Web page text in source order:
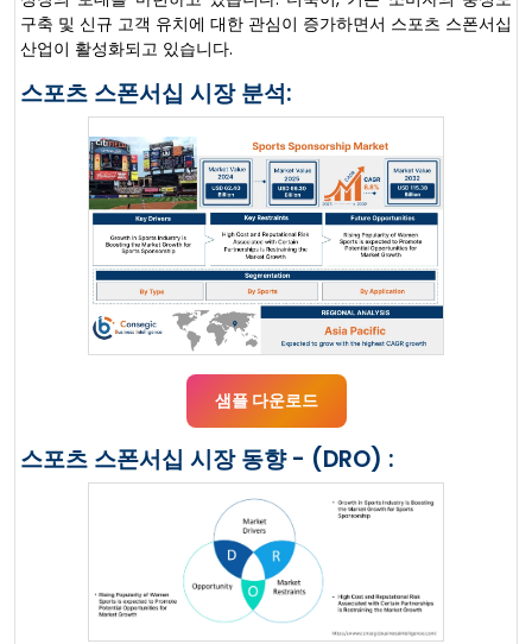
구축 및 신규 고객 유치에 대한 관심이 증가하면서 스포츠 스폰서십
산업이 활성화되고 있습니다.
스포츠 스폰서십 시장 분석:
샘플 다운로드
스포츠 스폰서십 시장 동향 - (DRO) :